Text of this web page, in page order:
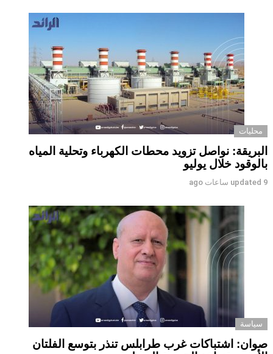
محليات
البريقة: نواصل تزويد محطات الكهرباء وتحلية المياه
بالوقود خلال يوليو
updated 9 ساعات ago
سياسة
صوان: اشتباكات غرب طرابلس تنذر بتوسع الفلتان